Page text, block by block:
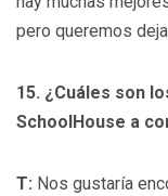
pero queremos
15. ¿Cuáles son
SchoolHouse a
T: Nos gustaría